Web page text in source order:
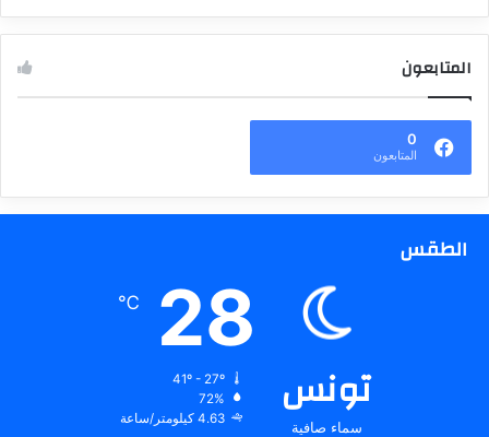
المتابعون
0
المتابعون
الطقس
تونس
سماء صافية
28
℃
72%
4.63 كيلومتر/ساعة